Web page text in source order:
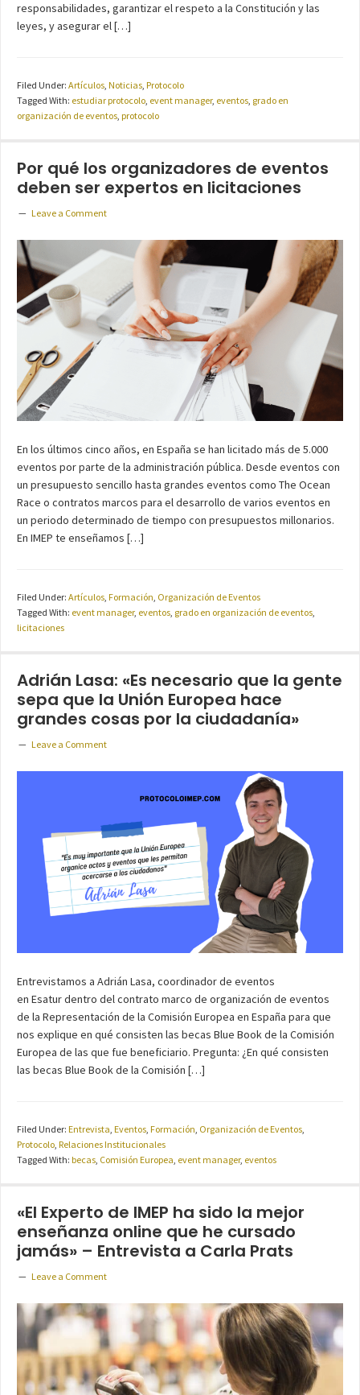
responsabilidades, garantizar el respeto a la Constitución y las
leyes, y asegurar el […]
Filed Under: Artículos Noticias Protocolo
Tagged With: estudiar protocolo event manager, eventos grado en
organización de eventos protocolo
Por qué los organizadores de eventos
deben ser expertos en licitaciones
Leave a Comment
En los últimos cinco años, en España se han licitado más de 5.000
eventos por parte de la administración pública. Desde eventos con
un presupuesto sencillo hasta grandes eventos como The Ocean
Race o contratos marcos para el desarrollo de varios eventos en
un periodo determinado de tiempo con presupuestos millonarios.
En IMEP te enseñamos […]
Filed Under: Artículos, Formación, Organización de Eventos
Tagged With: event manager, eventos, grado en organización de eventos,
licitaciones
Adrián Lasa: «Es necesario que la gente
sepa que la Unión Europea hace
grandes cosas por la ciudadanía»
Leave a Comment
Entrevistamos a Adrián Lasa, coordinador de eventos
en Esatur dentro del contrato marco de organización de eventos
de la Representación de la Comisión Europea en España para que
nos explique en qué consisten las becas Blue Book de la Comisión
Europea de las que fue beneficiario. Pregunta: ¿En qué consisten
las becas Blue Book de la Comisión […]
Filed Under: Entrevista Eventos Formación Organización de Eventos
Protocolo Relaciones Institucionales
Tagged With: becas Comisión Europea event manager, eventos
«El Experto de IMEP ha sido la mejor
enseñanza online que he cursado
jamás» – Entrevista a Carla Prats
Leave a Comment